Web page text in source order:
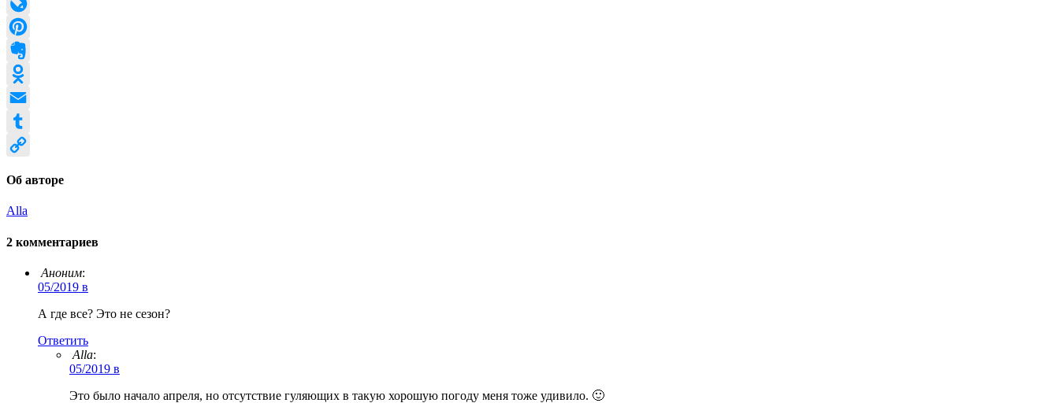
LiveJournal
Pinterest
Evernote
Odnoklassniki
Email
Tumblr
Об авторе
Alla
2 комментариев
Аноним:
05/2019 в
А где все? Это не сезон?
Ответить
Alla:
05/2019 в
Это было начало апреля, но отсутствие гуляющих в такую хорошую погоду меня тоже удивило. 🙂